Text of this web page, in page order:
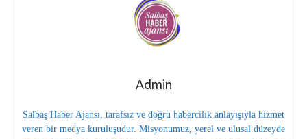
Admin
Salbaş Haber Ajansı, tarafsız ve doğru habercilik anlayışıyla hizmet
veren bir medya kuruluşudur. Misyonumuz, yerel ve ulusal düzeyde